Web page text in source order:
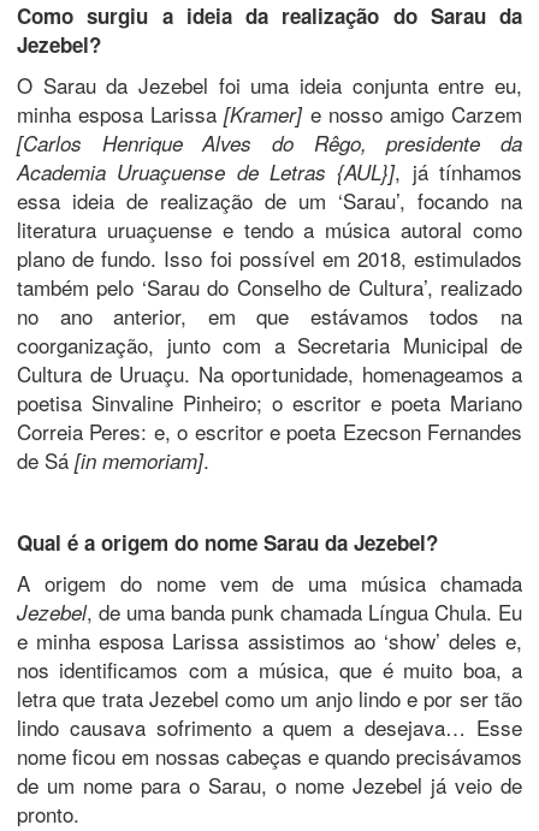
Como surgiu a ideia da realização do Sarau da
Jezebel?
O Sarau da Jezebel foi uma ideia conjunta entre eu,
minha esposa Larissa[Kramer]e nosso amigo Carzem
[Carlos Henrique Alves do Rêgo, presidente da
Academia Uruaçuense de Letras {AUL}], já tínhamos
essa ideia de realização de um ‘Sarau’, focando na
literatura uruaçuense e tendo a música autoral como
plano de fundo. Isso foi possível em 2018, estimulados
também pelo ‘Sarau do Conselho de Cultura’, realizado
no ano anterior, em que estávamos todos na
coorganização, junto com a Secretaria Municipal de
Cultura de Uruaçu. Na oportunidade, homenageamos a
poetisa Sinvaline Pinheiro; o escritor e poeta Mariano
Correia Peres: e, o escritor e poeta Ezecson Fernandes
de Sá [in memoriam].
Qual é a origem do nome Sarau da Jezebel?
A origem do nome vem de uma música chamada
Jezebel, de uma banda punk chamada Língua Chula. Eu
e minha esposa Larissa assistimos ao ‘show’ deles e,
nos identificamos com a música, que é muito boa, a
letra que trata Jezebel como um anjo lindo e por ser tão
lindo causava sofrimento a quem a desejava… Esse
nome ficou em nossas cabeças e quando precisávamos
de um nome para o Sarau, o nome Jezebel já veio de
pronto.